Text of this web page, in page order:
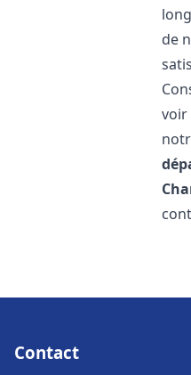
de
voir
Contact